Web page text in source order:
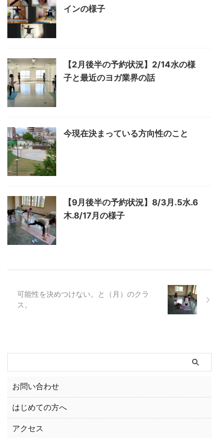
インの様子
【2月後半の予約状況】2/14水の様
子と最近のヨガ業界の話
今現在決まっている方向性のこと
【9月後半の予約状況】8/3月.5水.6
木.8/17月の様子
可能性を決めつけない。と（月）のクラ
ス。
お問い合わせ
はじめての方へ
アクセス